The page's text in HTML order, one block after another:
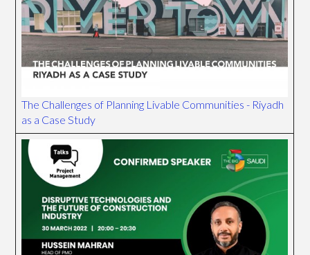
The Challenges of Planning Livable Communities - Riyadh
as a Case Study